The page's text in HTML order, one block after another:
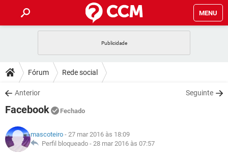
MENU
CELULAR
OUTLOOK
INSTAGRAM
GUIA DE COMPRAS
DICAS
JOGOS
INSTAGRAM GMAIL
GUIA DE COMPRAS
DOWNLOADS
JOGOS
CELULAR
OUTLOOK EXCEL
JOGOS WHATSAPP
CELULAR
GLOSSÁRIO
Fórum Rede social
Anterior Seguinte
Facebook Fechado
mascoteiro - 27 mar 2016 às 18:09
Perfil bloqueado - 28 mar 2016 às 07:57